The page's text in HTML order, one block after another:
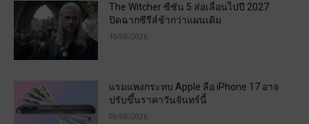
The Witcher ซีซัน 5 ส่อเลื่อนไปปี 2027
ปิดฉากซีรีส์ช้ากว่าแผนเดิม
10/08/2026
แรมแพงกระทบ Apple ลือ iPhone 17 อาจ
ปรับขึ้นราคาวันจันทร์นี้
09/08/2026